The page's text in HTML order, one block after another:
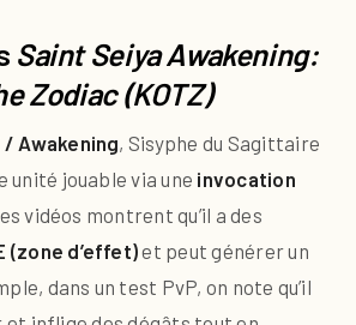
Saint Seiya Awakening:
Zodiac (KOTZ)
/ Awakening, Sisyphe du Sagittaire
unité jouable via une invocation
vidéos montrent qu’il a des
(zone d’effet)et peut générer un
dans un test PvP, on note qu’il